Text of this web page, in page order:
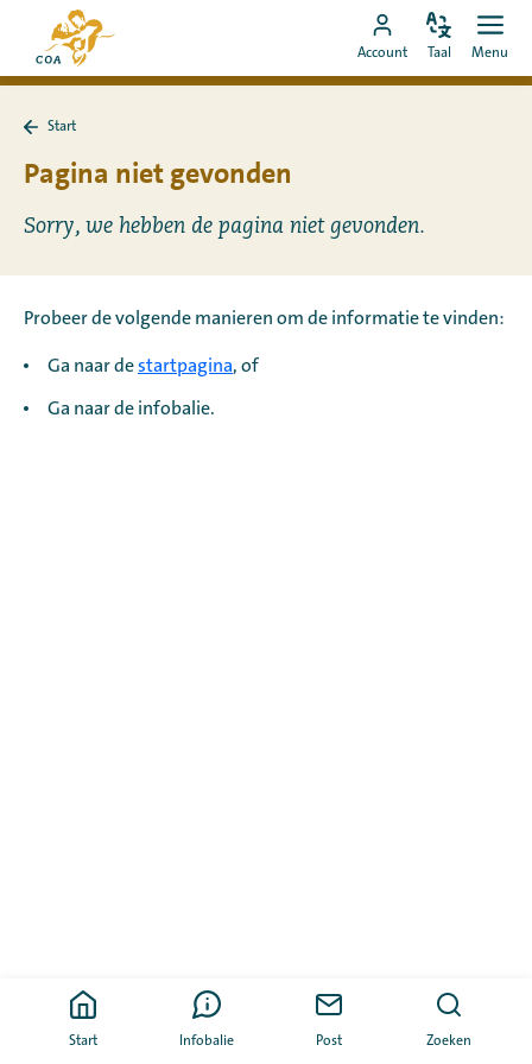
naar
content
Naar
de
startpagina
MyCOA
Ga
naar
Account
Pas
taal
Taal Menu
Start Infobalie Post Zoeken
Start
Start
Pagina niet gevonden
Sorry, we hebben de pagina niet gevonden.
Probeer de volgende manieren om de informatie te vinden:
Ga naar destartpagina, of
Ga naar de infobalie.